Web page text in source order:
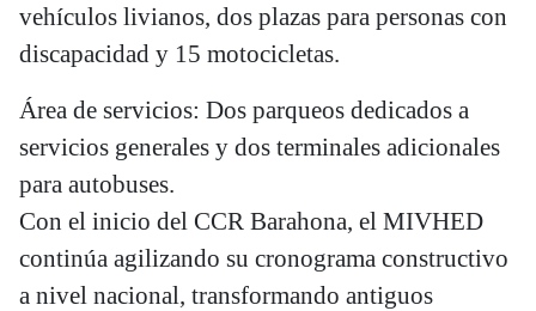
vehículos livianos, dos plazas para personas con
discapacidad y 15 motocicletas.
Área de servicios: Dos parqueos dedicados a
servicios generales y dos terminales adicionales
para autobuses.
Con el inicio del CCR Barahona, el MIVHED
continúa agilizando su cronograma constructivo
a nivel nacional, transformando antiguos